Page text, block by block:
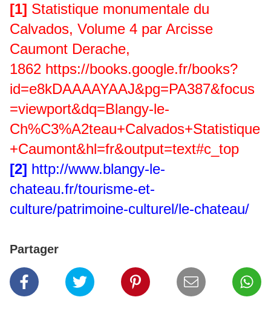
[1] Statistique monumentale du
Calvados, Volume 4 par Arcisse
Caumont Derache,
1862 https://books.google.fr/books?
id=e8kDAAAAYAAJ&pg=PA387&focus
=viewport&dq=Blangy-le-
Ch%C3%A2teau+Calvados+Statistique
+Caumont&hl=fr&output=text#c_top
[2] http://www.blangy-le-
chateau.fr/tourisme-et-
culture/patrimoine-culturel/le-chateau/
Partager